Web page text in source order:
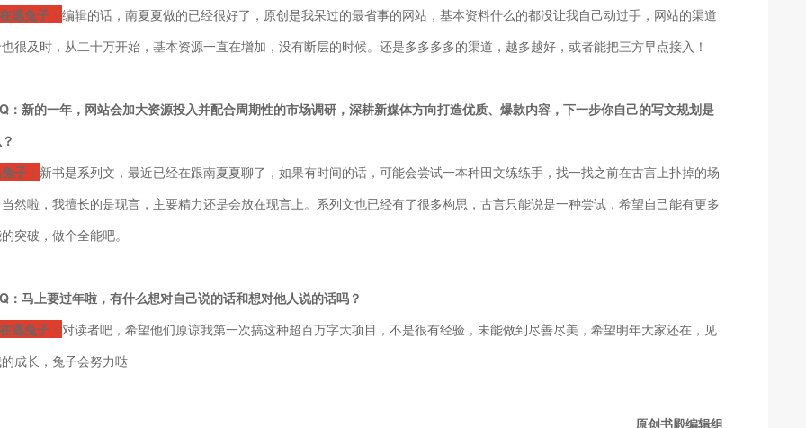
在逃兔子 ： 编辑的话，南夏夏做的已经很好了，原创是我呆过的最省事的网站，基本资料什么的都没让我自己动过手，网站的渠道
很及时，从二十万开始，基本资源一直在增加，没有断层的时候。还是多多多多的渠道，越多越好，或者能把三方早点接入！
Q：新的一年，网站会加大资源投入并配合周期性的市场调研，深耕新媒体方向打造优质、爆款内容，下一步你自己的写文规划是
子 ： 新书是系列文，最近已经在跟南夏夏聊了，如果有时间的话，可能会尝试一本种田文练练手，找一找之前在古言上扑掉的场
然啦，我擅长的是现言，主要精力还是会放在现言上。系列文也已经有了很多构思，古言只能说是一种尝试，希望自己能有更多
突破，做个全能吧。
Q：马上要过年啦，有什么想对自己说的话和想对他人说的话吗？
在逃兔子 ： 对读者吧，希望他们原谅我第一次搞这种超百万字大项目，不是很有经验，未能做到尽善尽美，希望明年大家还在，见
成长，兔子会努力哒
原创书殿编辑组